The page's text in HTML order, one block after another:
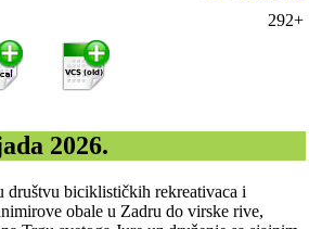
292+
2026.
društvu biciklističkih rekreativaca i
obale u Zadru do virske rive,